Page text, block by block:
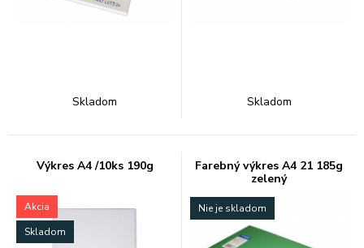
Skladom Skladom
Výkres A4 /10ks 190g
Akcia
Skladom
Farebný výkres A4 21 185g
zelený
Nie je skladom